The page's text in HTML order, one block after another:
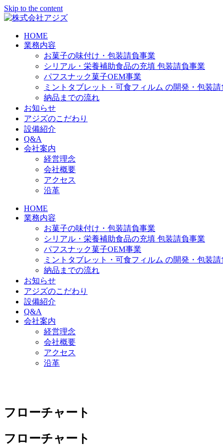
Skip to the content
HOME
業務内容
お菓子の味付け・包装請負事業
シリアル・栄養補助食品の充填 包装請負事業
パフスナック菓子OEM事業
ミントタブレット・可食フィルム の開発・包装
納品までの流れ
お知らせ
アジズのこだわり
設備紹介
Q&A
会社案内
経営理念
会社概要
アクセス
沿革
HOME
業務内容
お菓子の味付け・包装請負事業
シリアル・栄養補助食品の充填 包装請負事業
パフスナック菓子OEM事業
ミントタブレット・可食フィルム の開発・包装
納品までの流れ
お知らせ
アジズのこだわり
設備紹介
Q&A
会社案内
経営理念
会社概要
アクセス
沿革
フローチャート
フローチャート